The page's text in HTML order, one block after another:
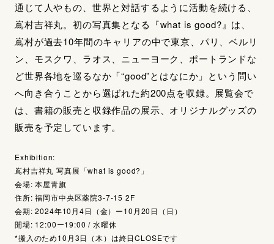
通じて人やもの、世界と対話するように活動を続ける、
嶌村吉祥丸。初の写真集となる『what is good?』は、
嶌村が過去10年間のキャリアの中で東京、パリ、ベルリ
ン、モスクワ、ラオス、ニューヨーク、ポートランドな
ど世界各地を巡るなか「“good”とはなにか」という問い
へ向き合うことから選ばれた約200点を収録。展覧会で
は、書籍の販売と収録作品の展示、オリジナルグッズの
販売を予定しています。
Exhibition:
嶌村吉祥丸 写真展「what is good?」
会場: 本屋青旗
住所: 福岡市中央区薬院3-7-15 2F
会期: 2024年10月4日（金）ー10月20日（日）
開場: 12:00ー19:00 / 水曜休
*搬入のため10月3日（木）は終日CLOSEです